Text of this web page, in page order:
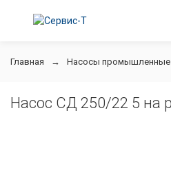
Главная Насосы промышленные
Насос СД 250/22 5 на